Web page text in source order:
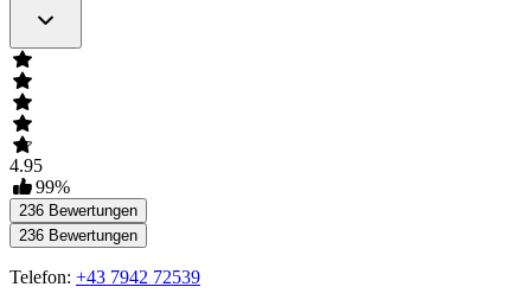
4.95
99%
236 Bewertungen
236 Bewertungen
Telefon: +43 7942 72539